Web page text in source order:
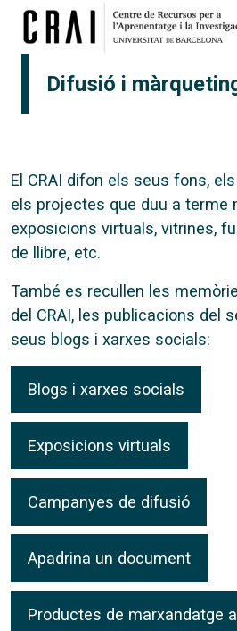
Vés
Difusió i
El CRAI difon els seus fons,
els projectes que duu a terme
exposicions virtuals, vitrines,
de llibre, etc.
També es recullen les
del CRAI, les publicacions del
seus blogs i xarxes socials:
Blogs i xarxes socials
Exposicions virtuals
Campanyes de difusió
Apadrina un document
Productes de marxandatge